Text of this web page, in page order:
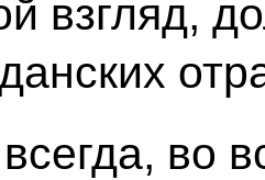
взгляд,
во